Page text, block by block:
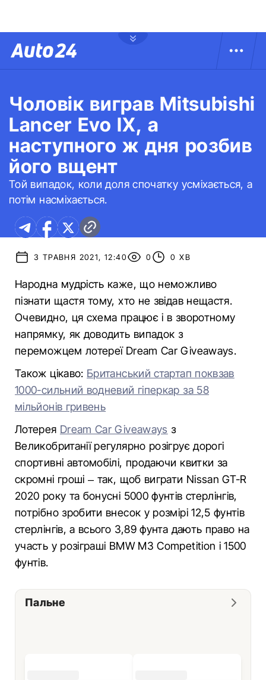
Чоловік виграв Mitsubishi
Lancer Evo IX, а
наступного ж дня розбив
його вщент
Той випадок, коли доля спочатку усміхається, а
потім насміхається.
3 ТРАВНЯ 2021, 12:40 0 0 ХВ
Народна мудрість каже, що неможливо
пізнати щастя тому, хто не звідав нещастя.
Очевидно, ця схема працює і в зворотному
напрямку, як доводить випадок з
переможцем лотереї Dream Car Giveaways.
Також цікаво: Британський стартап поквзав
1000-сильний водневий гіперкар за 58
мільйонів гривень
Лотерея Dream Car Giveaways з
Великобританії регулярно розігрує дорогі
спортивні автомобілі, продаючи квитки за
скромні гроші – так, щоб виграти Nissan GT-R
2020 року та бонусні 5000 фунтів стерлінгів,
потрібно зробити внесок у розмірі 12,5 фунтів
стерлінгів, а всього 3,89 фунта дають право на
участь у розіграші BMW M3 Competition і 1500
фунтів.
Пальне